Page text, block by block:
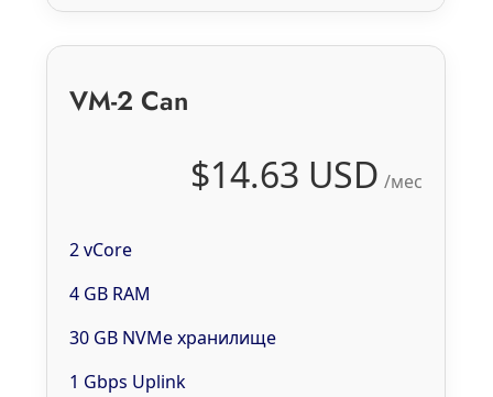
VM-2 Can
$14.63 USD /мес
2 vCore
4 GB RAM
30 GB NVMe хранилище
1 Gbps Uplink